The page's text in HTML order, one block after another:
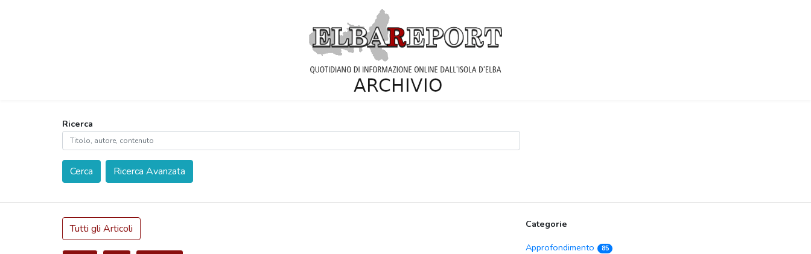
Ricerca
Cerca Ricerca Avanzata
Tutti gli Articoli
Categorie
Approfondimento
85